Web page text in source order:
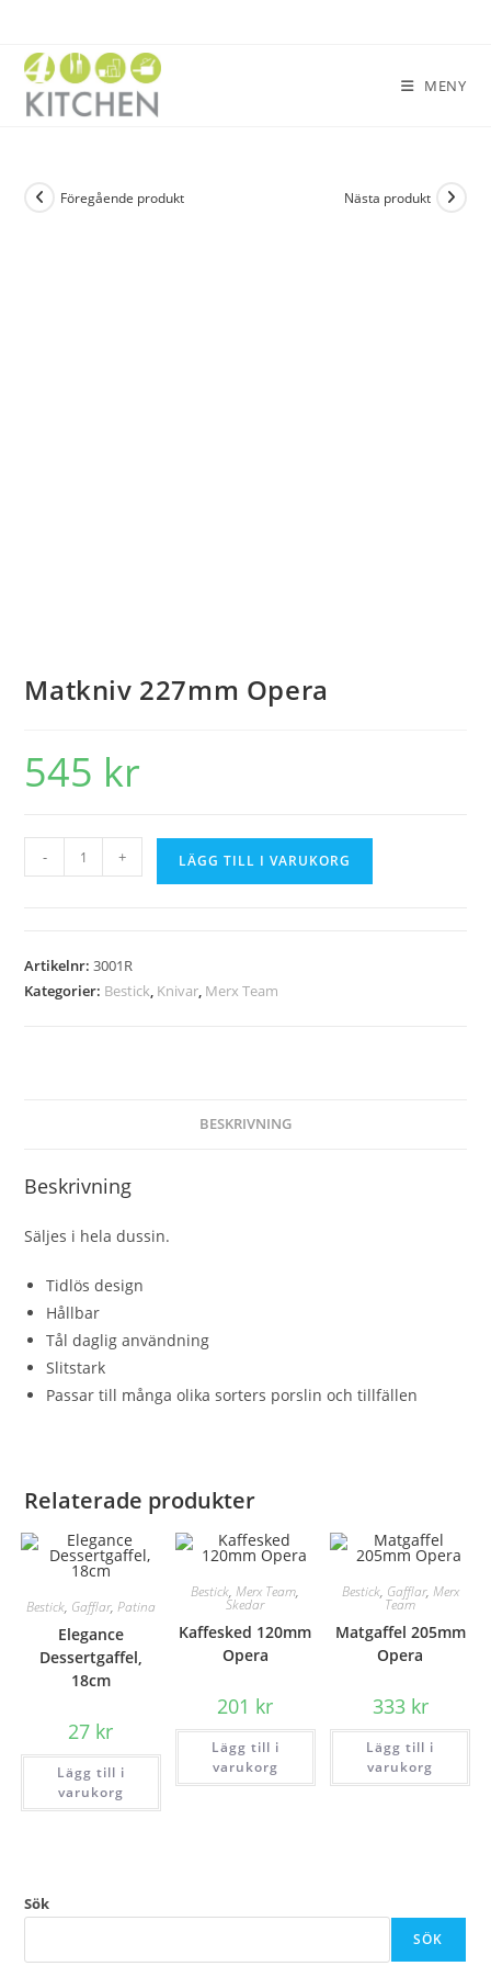
MENY
Föregående produkt Nästa produkt
Matkniv 227mm Opera
545 kr
- + LÄGG TILL I VARUKORG
Artikelnr:3001R
Kategorier: Bestick, Knivar, Merx Team
BESKRIVNING
Beskrivning
Säljes i hela dussin.
Tidlös design
Hållbar
Tål daglig användning
Slitstark
Passar till många olika sorters porslin och tillfällen
Relaterade produkter
Bestick, Gafflar, Patina
Elegance
Dessertgaffel,
18cm
27 kr
Lägg till i
varukorg
Bestick,Merx Team,
Skedar
Kaffesked 120mm
Opera
201 kr
Lägg till i
varukorg
Bestick, Gafflar, Merx
Team
Matgaffel 205mm
Opera
333 kr
Lägg till i
varukorg
Sök
SÖK